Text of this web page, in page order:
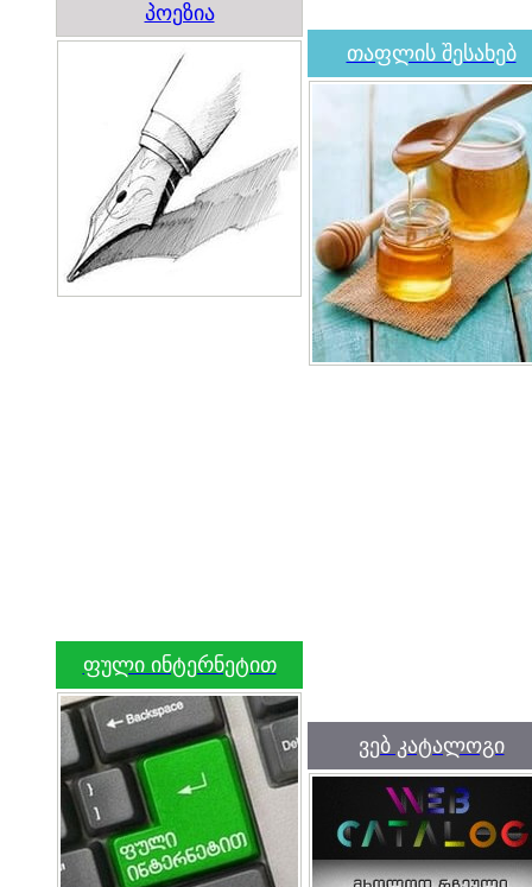
პოეზია
თაფლის შესახებ
ფული ინტერნეტით
ვებ კატალოგი